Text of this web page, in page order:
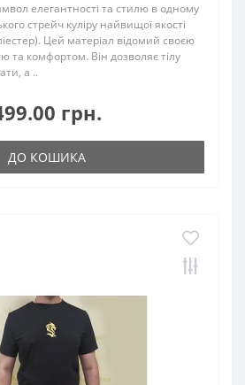
елегантності та стилю в одному
стрейч куліру найвищої якості
Цей матеріал відомий своєю
та комфортом. Він дозволяє тілу
а ..
грн.
ДО КОШИКА